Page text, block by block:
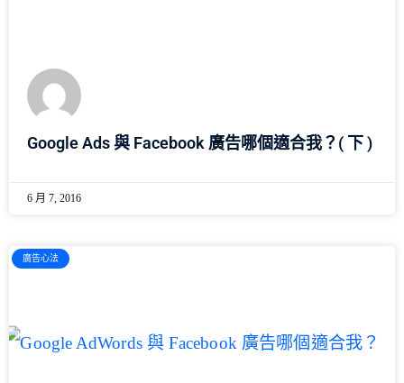
Google Ads 與 Facebook 廣告哪個適合我？( 下 )
6 月 7, 2016
廣告心法